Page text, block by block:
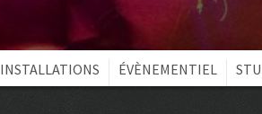
INSTALLATIONS ÉVÈNEMENTIEL